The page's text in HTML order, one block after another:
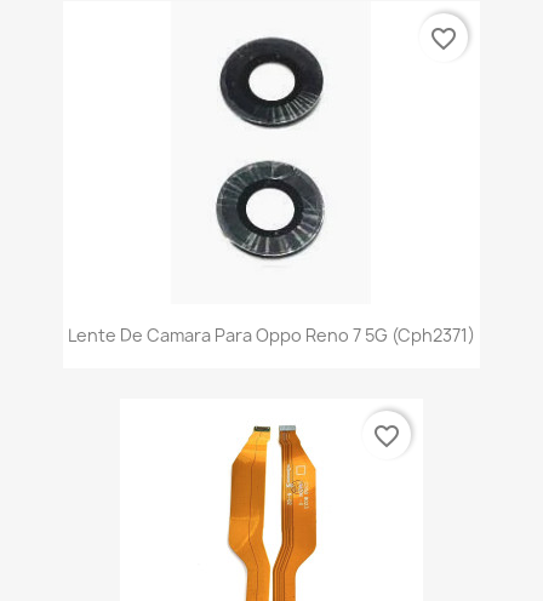
Lente De Camara Para Oppo Reno 7 5G (Cph2371)
favorite_border
favorite_border